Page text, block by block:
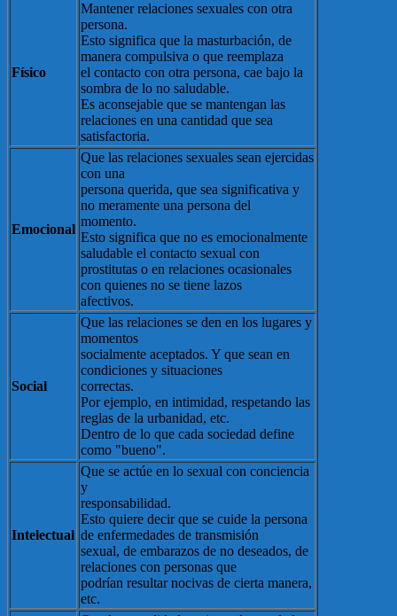
Físico
Mantener relaciones sexuales con otra
persona.
Esto significa que la masturbación, de
manera compulsiva o que reemplaza
el contacto con otra persona, cae bajo la
sombra de lo no saludable.
Es aconsejable que se mantengan las
relaciones en una cantidad que sea
satisfactoria.
Emocional
Que las relaciones sexuales sean ejercidas
con una
persona querida, que sea significativa y
no meramente una persona del
momento.
Esto significa que no es emocionalmente
saludable el contacto sexual con
prostitutas o en relaciones ocasionales
con quienes no se tiene lazos
afectivos.
Social
Que las relaciones se den en los lugares y
momentos
socialmente aceptados. Y que sean en
condiciones y situaciones
correctas.
Por ejemplo, en intimidad, respetando las
reglas de la urbanidad, etc.
Dentro de lo que cada sociedad define
como "bueno".
Intelectual
Que se actúe en lo sexual con conciencia
y
responsabilidad.
Esto quiere decir que se cuide la persona
de enfermedades de transmisión
sexual, de embarazos de no deseados, de
relaciones con personas que
podrían resultar nocivas de cierta manera,
etc.